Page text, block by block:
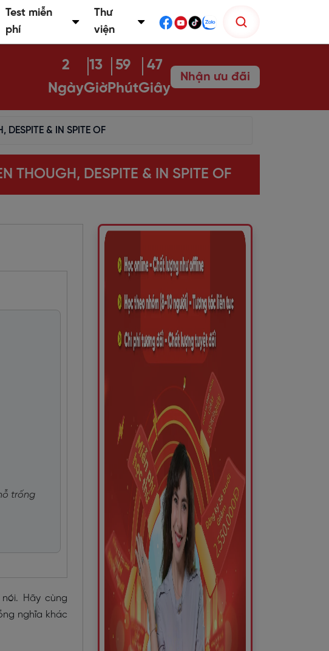
Test miễn
phí
Thư
viện
2
Ngày
13
Giờ
59
Phút
46
Giây
Nhận ưu đãi
& IN SPITE OF
THOUGH, DESPITE & IN SPITE OF
trống
Hãy cùng
nghĩa khác